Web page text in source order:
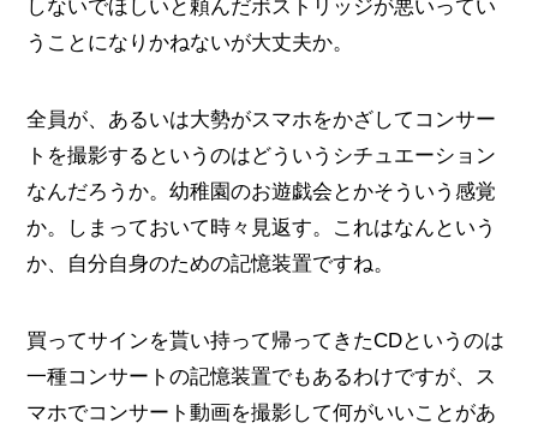
しないでほしいと頼んだボストリッジが悪いってい
うことになりかねないが大丈夫か。
全員が、あるいは大勢がスマホをかざしてコンサー
トを撮影するというのはどういうシチュエーション
なんだろうか。幼稚園のお遊戯会とかそういう感覚
か。しまっておいて時々見返す。これはなんという
か、自分自身のための記憶装置ですね。
買ってサインを貰い持って帰ってきたCDというのは
一種コンサートの記憶装置でもあるわけですが、ス
マホでコンサート動画を撮影して何がいいことがあ